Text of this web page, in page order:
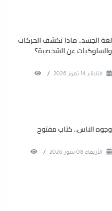
لغة الجسد.. ماذا تكشف الحركات
والسلوكيات عن الشخصية؟
الثلاثاء 14 تموز 2026 /
وجوه الناس.. كتاب مفتوح
الأربعاء 08 تموز 2026 /